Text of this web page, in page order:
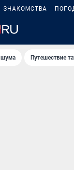
ЗНАКОМСТВА
шума Путешествие